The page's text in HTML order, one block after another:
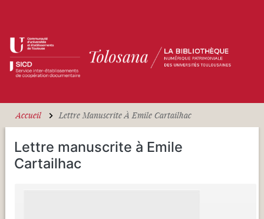
Accueil Lettre Manuscrite À Emile Cartailhac
Lettre manuscrite à Emile
Cartailhac